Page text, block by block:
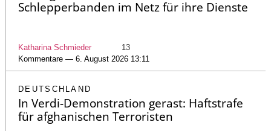
Schlepperbanden im Netz für ihre Dienste
Katharina Schmieder
13
Kommentare — 6. August 2026 13:11
DEUTSCHLAND
In Verdi-Demonstration gerast: Haftstrafe
für afghanischen Terroristen